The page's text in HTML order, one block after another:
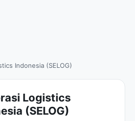
Indonesia (SELOG)
Logistics
(SELOG)